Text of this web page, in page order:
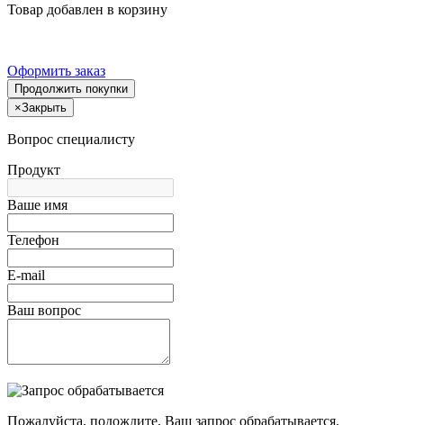
Товар добавлен в корзину
Оформить заказ
Продолжить покупки
×Закрыть
Вопрос специалисту
Продукт
Ваше имя
Телефон
E-mail
Ваш вопрос
Пожалуйста, подождите, Ваш запрос обрабатывается.